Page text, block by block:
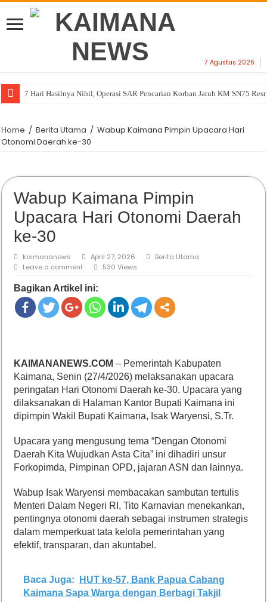
7 Agustus 2026
7 Hari Hasilnya Nihil, Operasi SAR Pencarian Korban Jatuh KM SN75
Home / Berita Utama / Wabup Kaimana Pimpin Upacara Hari
Otonomi Daerah ke-30
Wabup Kaimana Pimpin
Upacara Hari Otonomi Daerah
ke-30
kaimananews April 27, 2026
Berita Utama
Leave a comment
530 Views
Bagikan Artikel ini:
KAIMANANEWS.COM – Pemerintah Kabupaten
Kaimana, Senin (27/4/2026) melaksanakan upacara
peringatan Hari Otonomi Daerah ke-30. Upacara yang
dilaksanakan di Halaman Kantor Bupati Kaimana ini
dipimpin Wakil Bupati Kaimana, Isak Waryensi, S.Tr.
Upacara yang mengusung tema “Dengan Otonomi
Daerah Kita Wujudkan Asta Cita” ini dihadiri unsur
Forkopimda, Pimpinan OPD, jajaran ASN dan lainnya.
Wabup Isak Waryensi membacakan sambutan tertulis
Menteri Dalam Negeri RI, Tito Karnavian menekankan,
pentingnya otonomi daerah sebagai instrumen strategis
dalam memperkuat tata kelola pemerintahan yang
efektif, transparan, dan akuntabel.
Baca Juga:
HUT ke-57, Bank Papua Cabang
Kaimana Sapa Warga dengan Berbagi Takjil